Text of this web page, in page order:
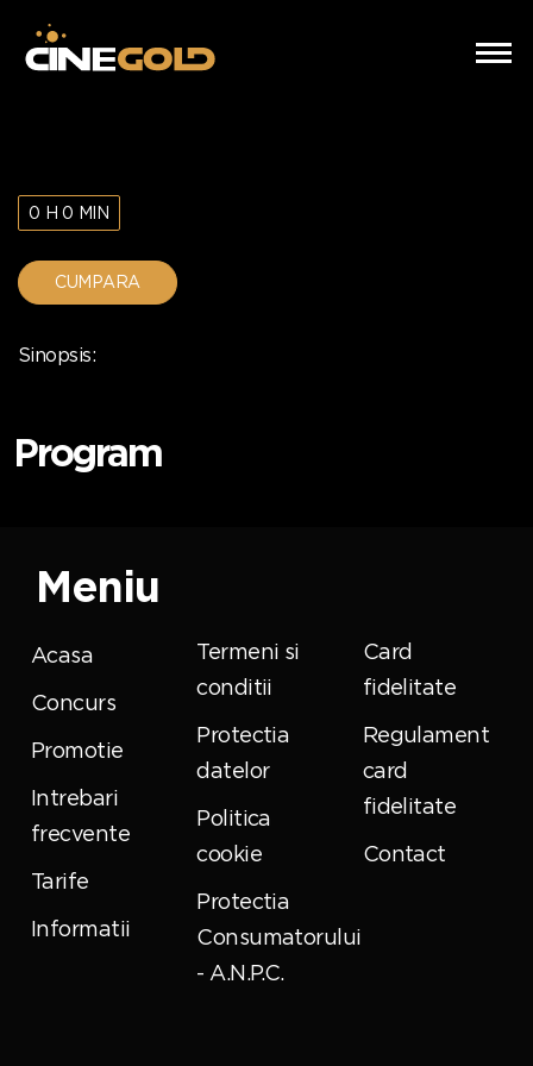
0 H 0 MIN
CUMPARA
Sinopsis:
Program
Meniu
Acasa
Concurs
Promotie
Intrebari
frecvente
Tarife
Informatii
Termeni si
conditii
Protectia
datelor
Politica
cookie
Protectia
Consumatorului
- A.N.P.C.
Card
fidelitate
Regulament
card
fidelitate
Contact